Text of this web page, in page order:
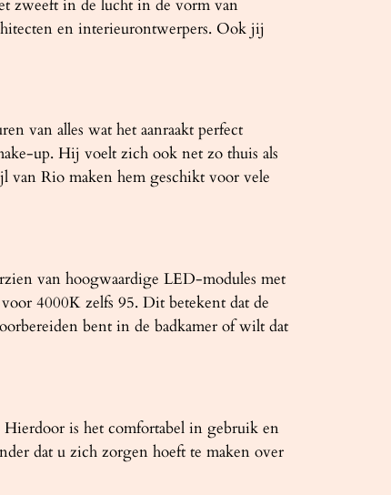
zweeft in de lucht in de vorm van
en interieurontwerpers. Ook jij
van alles wat het aanraakt perfect
up. Hij voelt zich ook net zo thuis als
van Rio maken hem geschikt voor vele
van hoogwaardige LED-modules met
4000K zelfs 95. Dit betekent dat de
bent in de badkamer of wilt dat
is het comfortabel in gebruik en
dat u zich zorgen hoeft te maken over